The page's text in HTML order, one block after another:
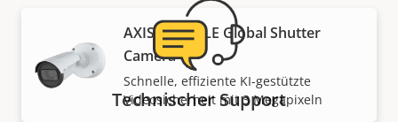
AXIS P1486-LE Global Shutter
Camera
Schnelle, effiziente KI-gestützte
Videosicherheit mit 3 Megapixeln
Technischer Support